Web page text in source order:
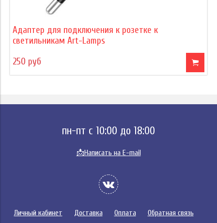
Адаптер для подключения к розетке к
светильникам Art-Lamps
250 руб
пн-пт с 10:00 до 18:00
📩Написать на E-mail
Личный кабинет Доставка Оплата
Обратная связь